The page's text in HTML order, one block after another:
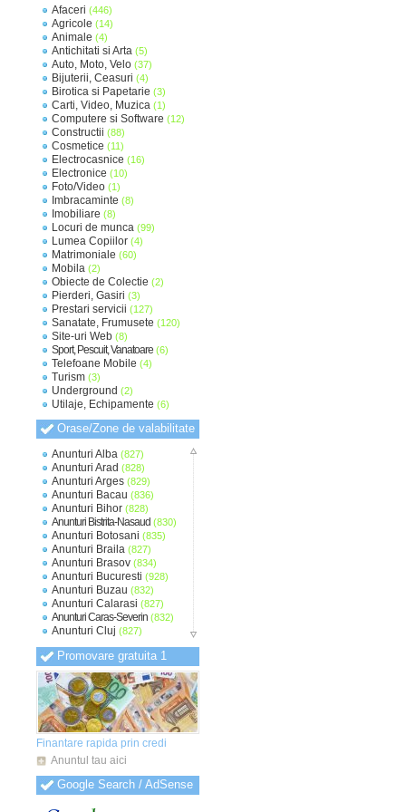
Afaceri (446)
Agricole (14)
Animale (4)
Antichitati si Arta (5)
Auto, Moto, Velo (37)
Bijuterii, Ceasuri (4)
Birotica si Papetarie (3)
Carti, Video, Muzica (1)
Computere si Software (12)
Constructii (88)
Cosmetice (11)
Electrocasnice (16)
Electronice (10)
Foto/Video (1)
Imbracaminte (8)
Imobiliare (8)
Locuri de munca (99)
Lumea Copiilor (4)
Matrimoniale (60)
Mobila (2)
Obiecte de Colectie (2)
Pierderi, Gasiri (3)
Prestari servicii (127)
Sanatate, Frumusete (120)
Site-uri Web (8)
Sport, Pescuit, Vanatoare (6)
Telefoane Mobile (4)
Turism (3)
Underground (2)
Utilaje, Echipamente (6)
Orase/Zone de valabilitate
Anunturi Alba (827)
Anunturi Arad (828)
Anunturi Arges (829)
Anunturi Bacau (836)
Anunturi Bihor (828)
Anunturi Bistrita-Nasaud (830)
Anunturi Botosani (835)
Anunturi Braila (827)
Anunturi Brasov (834)
Anunturi Bucuresti (928)
Anunturi Buzau (832)
Anunturi Calarasi (827)
Anunturi Caras-Severin (832)
Anunturi Cluj (827)
Anunturi Constanta
Anunturi Covasna(824)
Anunturi Dambovita(827)
Anunturi Dolj(828)
Anunturi Galati(829)
Anunturi Giurgiu(825)
Anunturi Gorj(824)
Anunturi Harghita (825)
Anunturi Hunedoara
Anunturi Ialomita
Anunturi Iasi(827)
Anunturi Ilfov(832)
Anunturi Maramures
Promovare gratuita 1
Finantare rapida prin credi
Anuntul tau aici
Google Search / AdSense